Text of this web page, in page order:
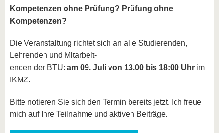
Kompetenzen ohne Prüfung? Prüfung ohne
Kompetenzen?
Die Veranstaltung richtet sich an alle Studierenden,
Lehrenden und Mitarbeit-
enden der BTU: am 09. Juli von 13.00 bis 18:00 Uhr im
IKMZ.
Bitte notieren Sie sich den Termin bereits jetzt. Ich freue
mich auf Ihre Teilnahme und aktiven Beiträge.